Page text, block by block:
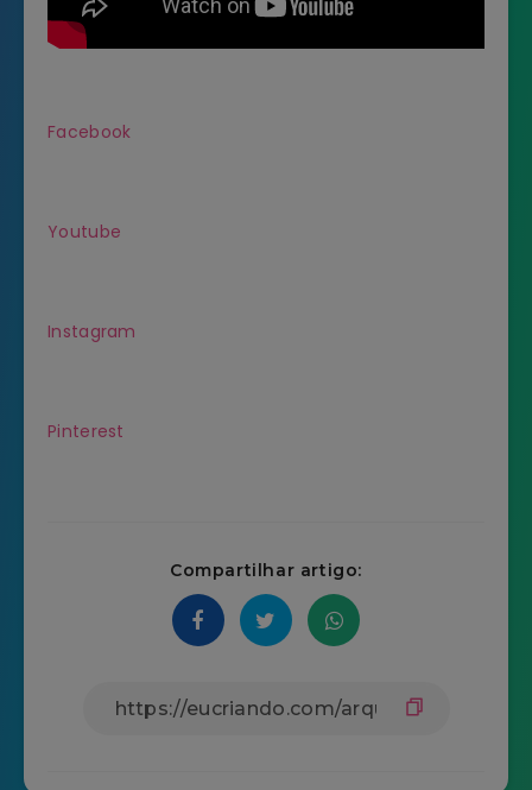
Facebook
Youtube
Instagram
Pinterest
Compartilhar artigo: